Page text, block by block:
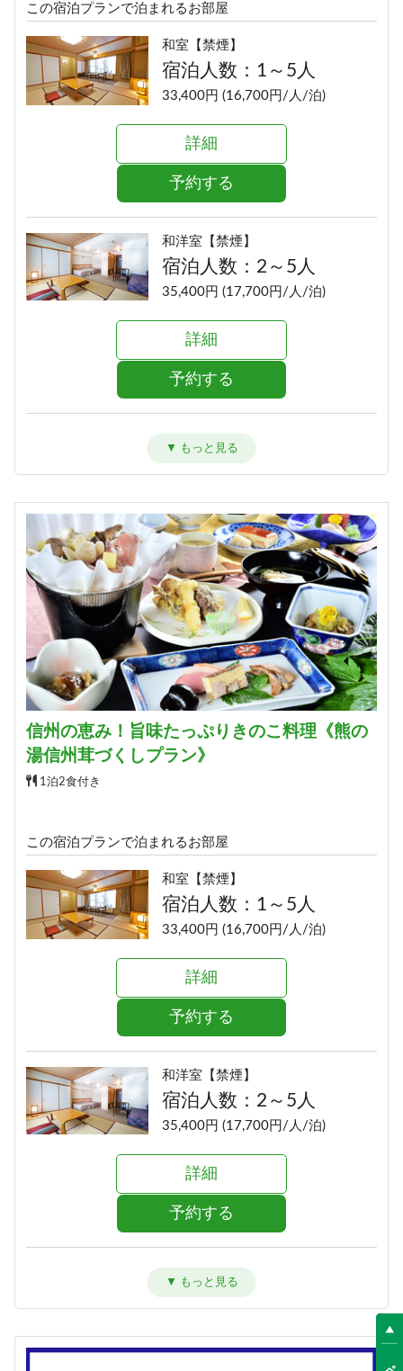
この宿泊プランで泊まれるお部屋
和室【禁煙】
宿泊人数：1～5人
33,400円 (16,700円/人/泊)
詳細
予約する
和洋室【禁煙】
宿泊人数：2～5人
35,400円 (17,700円/人/泊)
詳細
予約する
詳細
予約する
信州の恵み！旨味たっぷりきのこ料理《熊の
湯信州茸づくしプラン》
1泊2食付き
この宿泊プランで泊まれるお部屋
和室【禁煙】
宿泊人数：1～5人
33,400円 (16,700円/人/泊)
詳細
予約する
和洋室【禁煙】
宿泊人数：2～5人
35,400円 (17,700円/人/泊)
詳細
予約する